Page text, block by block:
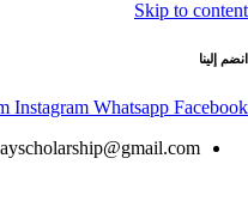
Skip to content
انضم إلينا
Instagram Whatsapp Facebook